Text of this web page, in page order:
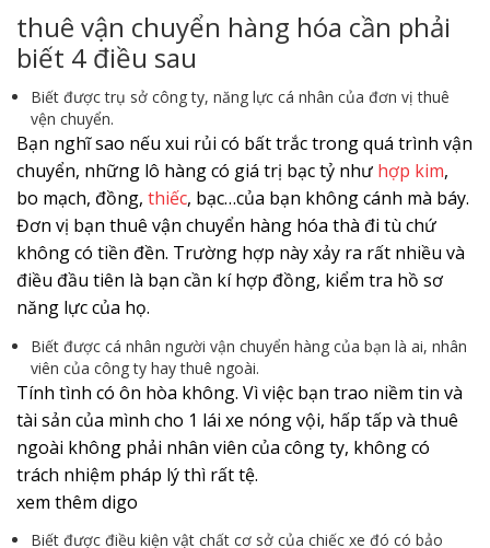
thuê vận chuyển hàng hóa cần phải
biết 4 điều sau
Biết được trụ sở công ty, năng lực cá nhân của đơn vị thuê
vện chuyển.
Bạn nghĩ sao nếu xui rủi có bất trắc trong quá trình vận
chuyển, những lô hàng có giá trị bạc tỷ như hợp kim,
bo mạch, đồng, thiếc, bạc…của bạn không cánh mà báy.
Đơn vị bạn thuê vận chuyển hàng hóa thà đi tù chứ
không có tiền đền. Trường hợp này xảy ra rất nhiều và
điều đầu tiên là bạn cần kí hợp đồng, kiểm tra hồ sơ
năng lực của họ.
Biết được cá nhân người vận chuyển hàng của bạn là ai, nhân
viên của công ty hay thuê ngoài.
Tính tình có ôn hòa không. Vì việc bạn trao niềm tin và
tài sản của mình cho 1 lái xe nóng vội, hấp tấp và thuê
ngoài không phải nhân viên của công ty, không có
trách nhiệm pháp lý thì rất tệ.
xem thêm digo
Biết được điều kiện vật chất cơ sở của chiếc xe đó có bảo